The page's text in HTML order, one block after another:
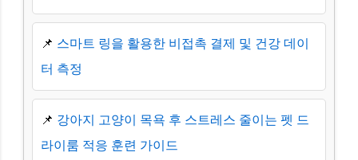
📌 스마트 링을 활용한 비접촉 결제 및 건강 데이
터 측정
📌 강아지 고양이 목욕 후 스트레스 줄이는 펫 드
라이룸 적응 훈련 가이드